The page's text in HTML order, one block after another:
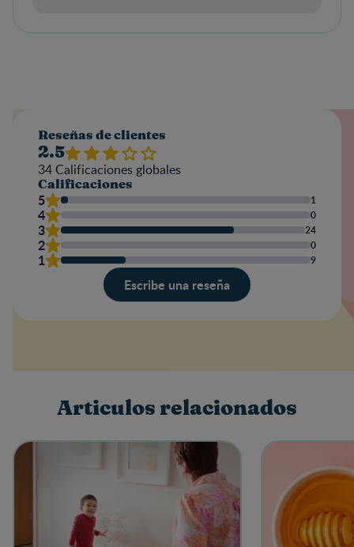
Reseñas de clientes
2.5
34 Calificaciones globales
Calificaciones
5 1
4 0
3 24
2 0
1 9
Escribe una reseña
Escribe una reseña
Articulos relacionados